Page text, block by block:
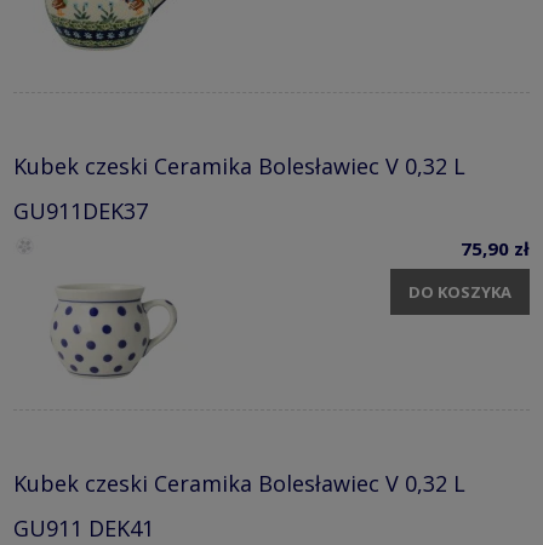
Kubek czeski Ceramika Bolesławiec V 0,32 L
GU911DEK37
75,90 zł
DO KOSZYKA
Kubek czeski Ceramika Bolesławiec V 0,32 L
GU911 DEK41